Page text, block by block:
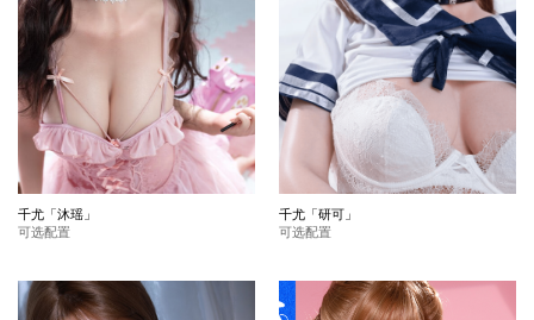
千尤「沐瑶」
可选配置
千尤「研可」
可选配置